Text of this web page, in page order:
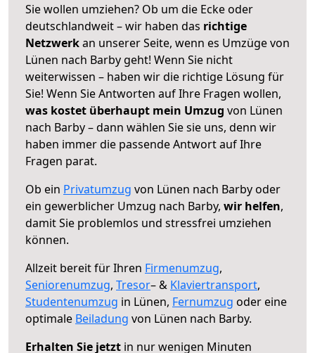
Sie wollen umziehen? Ob um die Ecke oder
deutschlandweit – wir haben das richtige
Netzwerkan unserer Seite, wenn es Umzüge von
Lünen nach Barby geht! Wenn Sie nicht
weiterwissen – haben wir die richtige Lösung für
Sie! Wenn Sie Antworten auf Ihre Fragen wollen,
was kostet überhaupt mein Umzug von Lünen
nach Barby – dann wählen Sie sie uns, denn wir
haben immer die passende Antwort auf Ihre
Fragen parat.
Ob ein Privatumzug von Lünen nach Barby oder
ein gewerblicher Umzug nach Barby, wir helfen,
damit Sie problemlos und stressfrei umziehen
können.
Allzeit bereit für Ihren Firmenumzug,
Seniorenumzug, Tresor– & Klaviertransport,
Studentenumzug in Lünen, Fernumzug oder eine
optimale Beiladung von Lünen nach Barby.
Erhalten Sie jetzt in nur wenigen Minuten